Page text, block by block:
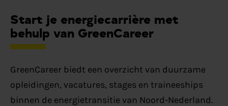
Start je energiecarrière met
behulp van GreenCareer
GreenCareer biedt een overzicht van duurzame
opleidingen, vacatures, stages en traineeships
binnen de energietransitie van Noord-Nederland.